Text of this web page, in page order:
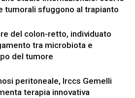
tumorali sfuggono al trapianto
del colon-retto, individuato
tra microbiota e
del tumore
peritoneale, Irccs Gemelli
terapia innovativa